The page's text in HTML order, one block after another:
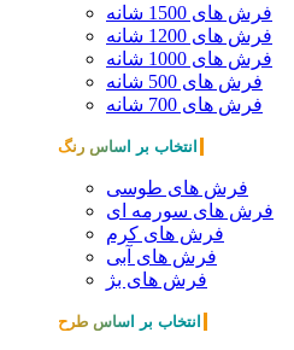
فرش های 1500 شانه
فرش های 1200 شانه
فرش های 1000 شانه
فرش های 500 شانه
فرش های 700 شانه
انتخاب بر اساس رنگ
فرش های طوسی
فرش های سورمه ای
فرش های کرم
فرش های آبی
فرش های بژ
انتخاب بر اساس طرح